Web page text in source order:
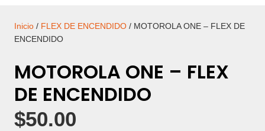
Inicio / FLEX DE ENCENDIDO / MOTOROLA ONE – FLEX DE
ENCENDIDO
MOTOROLA ONE – FLEX
DE ENCENDIDO
$50.00